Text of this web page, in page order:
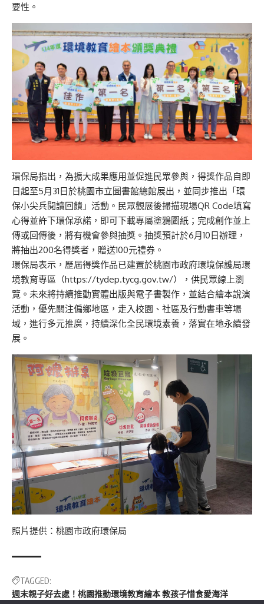
要性。
環保局指出，為擴大成果應用並促進民眾參與，得獎作品自即
日起至5月31日於桃園市立圖書館總館展出，並同步推出「環
保小尖兵閱讀回饋」活動。民眾觀展後掃描現場QR Code填寫
心得並許下環保承諾，即可下載專屬塗鴉圖紙；完成創作並上
傳或回傳後，將有機會參與抽獎。抽獎預計於6月10日辦理，
將抽出200名得獎者，贈送100元禮券。
環保局表示，歷屆得獎作品已建置於桃園市政府環境保護局環
境教育專區（https://tydep.tycg.gov.tw/），供民眾線上瀏
覽。未來將持續推動實體出版與電子書製作，並結合繪本說演
活動， 優先關注偏鄉地區，走入校園、社區及行動書車等場
域 ， 進行多元推廣，持續深化全民環境素養，落實在地永續發
展。
照片提供： 桃園市政府環保局
TAGGED:
週末親子好去處！桃園推動環境教育繪本 教孩子惜食愛海洋